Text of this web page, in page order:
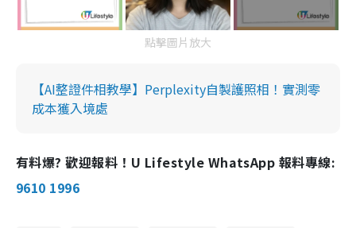
點擊圖片放大
【AI整證件相教學】Perplexity自製護照相！實測零
成本獲入境處
有料爆? 歡迎報料！U Lifestyle WhatsApp 報料專線:
9610 1996